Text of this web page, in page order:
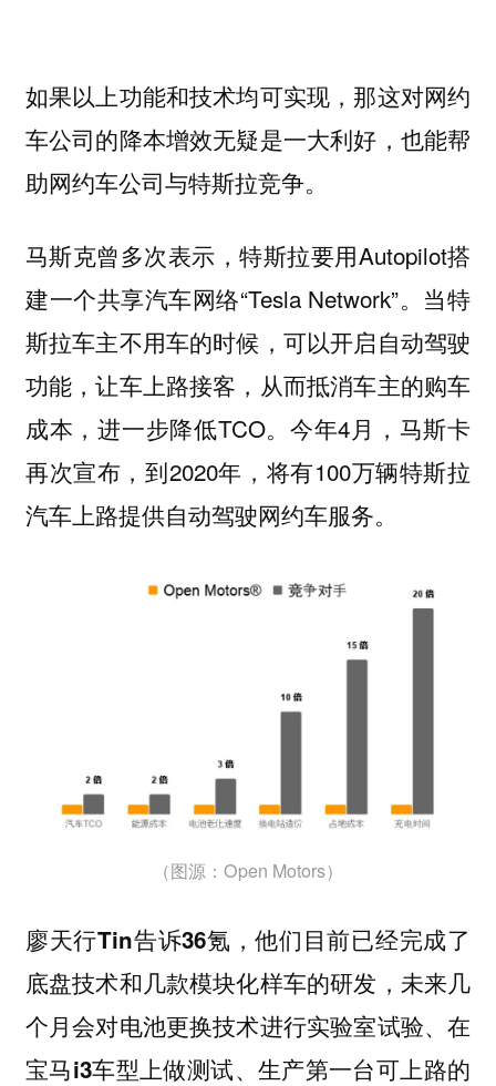
如果以上功能和技术均可实现，那这对网约
车公司的降本增效无疑是一大利好，也能帮
助网约车公司与特斯拉竞争。
马斯克曾多次表示，特斯拉要用Autopilot搭
建一个共享汽车网络“Tesla Network”。当特
斯拉车主不用车的时候，可以开启自动驾驶
功能，让车上路接客，从而抵消车主的购车
成本，进一步降低TCO。今年4月， 马斯卡
再次宣布 ，到2020年，将有100万辆特斯拉
汽车上路提供自动驾驶网约车服务。
（图源：Open Motors）
廖天行Tin告诉36氪，他们目前已经完成了
底盘技术和几款模块化样车的研发，未来几
个月会对电池更换技术进行实验室试验、在
宝马i3车型上做测试、生产第一台可上路的